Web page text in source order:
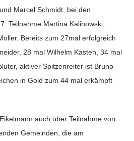
Marcel Schmidt, bei den
Teilnahme Martina Kalinowski,
Bereits zum 27mal erfolgreich
28 mal Wilhelm Kasten, 34 mal
aktiver Spitzenreiter ist Bruno
in Gold zum 44 mal erkämpft
auch über Teilnahme von
Gemeinden, die am